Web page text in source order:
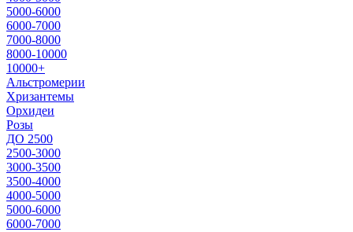
5000-6000
6000-7000
7000-8000
8000-10000
10000+
Альстромерии
Хризантемы
Орхидеи
Розы
ДО 2500
2500-3000
3000-3500
3500-4000
4000-5000
5000-6000
6000-7000